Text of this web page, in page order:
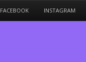
FACEBOOK INSTAGRAM